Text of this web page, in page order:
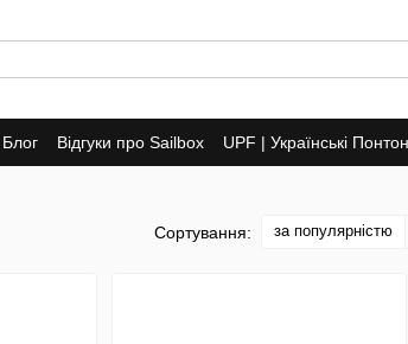
Блог Відгуки про Sailbox UPF | Українські
Сортування: за популярністю